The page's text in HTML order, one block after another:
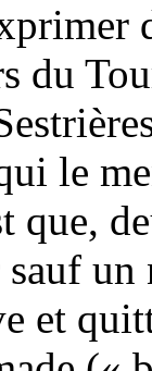
du
le
que,
et